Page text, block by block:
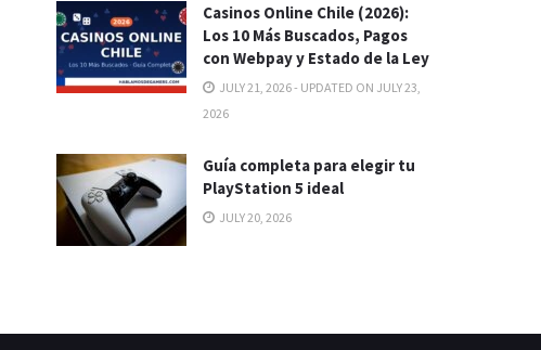
Casinos Online Chile (2026):
Los 10 Más Buscados, Pagos
con Webpay y Estado de la Ley
JULY 21, 2026 - UPDATED ON JULY 23,
2026
Guía completa para elegir tu
PlayStation 5 ideal
JULY 20, 2026